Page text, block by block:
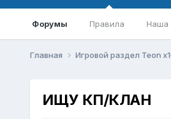
Форумы Правила Наша
Главная Игровой раздел Teon
ИЩУ КП/КЛАН